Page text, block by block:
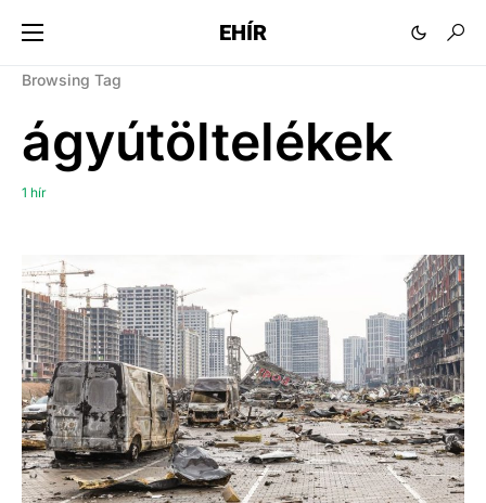
EHÍR
Browsing Tag
ágyútöltelékek
1 hír